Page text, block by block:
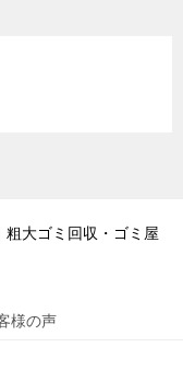
粗大ゴミ回収・ゴミ屋
様の声